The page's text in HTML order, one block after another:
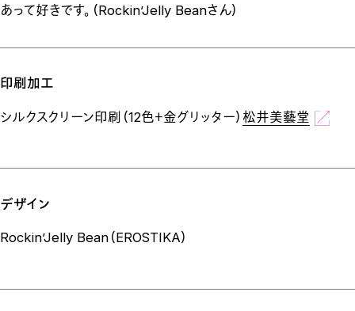
あって好きです。（Rockin’Jelly Beanさん）
印刷加工
シルクスクリーン印刷（12色＋金グリッター） 松井美藝堂
デザイン
Rockin’Jelly Bean（EROSTIKA）